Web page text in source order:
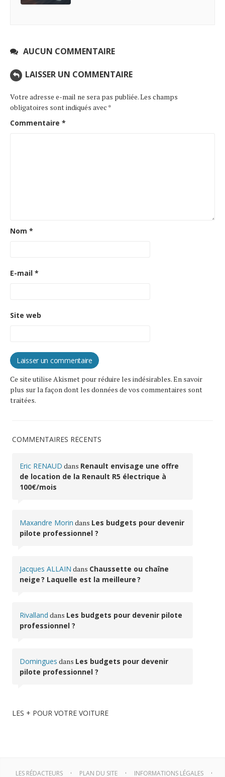
AUCUN COMMENTAIRE
LAISSER UN COMMENTAIRE
Votre adresse e-mail ne sera pas publiée.Les champs
obligatoires sont indiqués avec *
Commentaire *
Nom *
E-mail *
Site web
Ce site utilise Akismet pour réduire les indésirables.En savoir
plus sur la façon dont les données de vos commentaires sont
traitées.
COMMENTAIRES RÉCENTS
Eric RENAUD dans Renault envisage une offre
de location de la Renault R5 électrique à
100€/mois
Maxandre Morin dans Les budgets pour devenir
pilote professionnel ?
Jacques ALLAIN dans Chaussette ou chaîne
neige ? Laquelle est la meilleure ?
Rivalland dans Les budgets pour devenir pilote
professionnel ?
Domingues dans Les budgets pour devenir
pilote professionnel ?
LES + POUR VOTRE VOITURE
LES RÉDACTEURS PLAN DU SITE INFORMATIONS LÉGALES